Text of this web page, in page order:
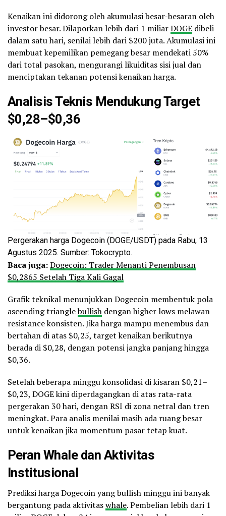
Kenaikan ini didorong oleh akumulasi besar-besaran oleh
investor besar. Dilaporkan lebih dari 1 miliarDOGE dibeli
dalam satu hari, senilai lebih dari $200 juta. Akumulasi ini
membuat kepemilikan pemegang besar mendekati 50%
dari total pasokan, mengurangi likuiditas sisi jual dan
menciptakan tekanan potensi kenaikan harga.
Analisis Teknis Mendukung Target
$0,28–$0,36
Pergerakan harga Dogecoin (DOGE/USDT) pada Rabu, 13
Agustus 2025. Sumber: Tokocrypto.
Baca juga:Dogecoin: Trader Menanti Penembusan
$0,2865 Setelah Tiga Kali Gagal
Grafik teknikal menunjukkan Dogecoin membentuk pola
ascending trianglebullish dengan higher lows melawan
resistance konsisten. Jika harga mampu menembus dan
bertahan di atas $0,25, target kenaikan berikutnya
berada di $0,28, dengan potensi jangka panjang hingga
$0,36.
Setelah beberapa minggu konsolidasi di kisaran $0,21–
$0,23, DOGE kini diperdagangkan di atas rata-rata
pergerakan 30 hari, dengan RSI di zona netral dan tren
meningkat. Para analis menilai masih ada ruang besar
untuk kenaikan jika momentum pasar tetap kuat.
Peran Whale dan Aktivitas
Institusional
Prediksi harga Dogecoin yang bullish minggu ini banyak
bergantung pada aktivitaswhale. Pembelian lebih dari 1